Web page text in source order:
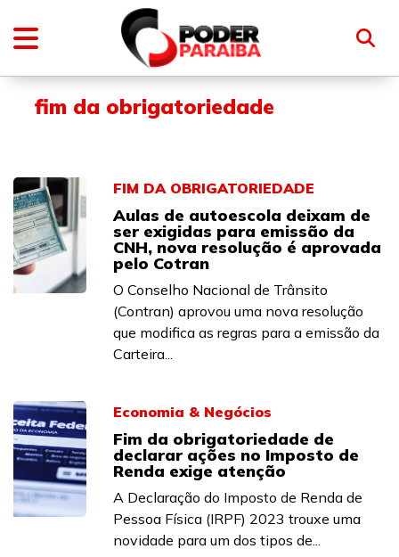
fim da obrigatoriedade
FIM DA OBRIGATORIEDADE
Aulas de autoescola deixam de
ser exigidas para emissão da
CNH, nova resolução é aprovada
pelo Cotran
O Conselho Nacional de Trânsito
(Contran) aprovou uma nova resolução
que modifica as regras para a emissão da
Carteira...
Economia & Negócios
Fim da obrigatoriedade de
declarar ações no Imposto de
Renda exige atenção
A Declaração do Imposto de Renda de
Pessoa Física (IRPF) 2023 trouxe uma
novidade para um dos tipos de...